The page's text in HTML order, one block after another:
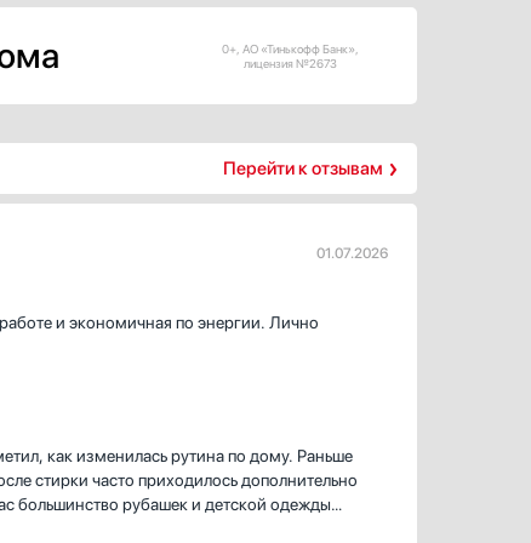
0+, АО «Тинькофф Банк»,
лицензия №2673
Перейти к отзывам
01.07.2026
и экономичная по энергии. Лично
как изменилась рутина по дому. Раньше
стирки часто приходилось дополнительно
большинство рубашек и детской одежды